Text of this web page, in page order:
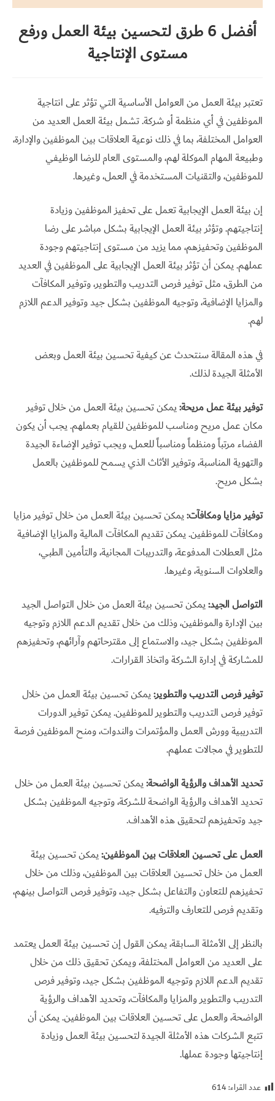
تواصل
معي
أفضل 6 طرق لتحسين بيئة العمل ورفع
مستوى الإنتاجية
تعتبر بيئة العمل من العوامل الأساسية التي تؤثر على انتاجية
الموظفين في أي منظمة أو شركة. تشمل بيئة العمل العديد من
العوامل المختلفة، بما في ذلك نوعية العلاقات بين الموظفين والإدارة،
وطبيعة المهام الموكلة لهم، والمستوى العام للرضا الوظيفي
للموظفين، والتقنيات المستخدمة في العمل، وغيرها.
إن بيئة العمل الإيجابية تعمل على تحفيز الموظفين وزيادة
إنتاجيتهم. وتؤثر بيئة العمل الإيجابية بشكل مباشر على رضا
الموظفين وتحفيزهم، مما يزيد من مستوى إنتاجيتهم وجودة
عملهم. يمكن أن تؤثر بيئة العمل الإيجابية على الموظفين في العديد
من الطرق، مثل توفير فرص التدريب والتطوير، وتوفير المكافآت
والمزايا الإضافية، وتوجيه الموظفين بشكل جيد وتوفير الدعم اللازم
لهم.
في هذه المقالة سنتحدث عن كيفية تحسين بيئة العمل وبعض
الأمثلة الجيدة لذلك.
توفير بيئة عمل مريحة:يمكن تحسين بيئة العمل من خلال توفير
مكان عمل مريح ومناسب للموظفين للقيام بعملهم. يجب أن يكون
الفضاء مرتباً ومنظماً ومناسباً للعمل، ويجب توفير الإضاءة الجيدة
والتهوية المناسبة، وتوفير الأثاث الذي يسمح للموظفين بالعمل
بشكل مريح.
توفير مزايا ومكافآت:يمكن تحسين بيئة العمل من خلال توفير مزايا
ومكافآت للموظفين. يمكن تقديم المكافآت المالية والمزايا الإضافية
مثل العطلات المدفوعة، والتدريبات المجانية، والتأمين الطبي،
والعلاوات السنوية، وغيرها.
التواصل الجيد:يمكن تحسين بيئة العمل من خلال التواصل الجيد
بين الإدارة والموظفين، وذلك من خلال تقديم الدعم اللازم وتوجيه
الموظفين بشكل جيد، والاستماع إلى مقترحاتهم وآرائهم، وتحفيزهم
للمشاركة في إدارة الشركة واتخاذ القرارات.
توفير فرص التدريب والتطوير:يمكن تحسين بيئة العمل من خلال
توفير فرص التدريب والتطوير للموظفين. يمكن توفير الدورات
التدريبية وورش العمل والمؤتمرات والندوات، ومنح الموظفين فرصة
للتطوير في مجالات عملهم.
تحديد الأهداف والرؤية الواضحة:يمكن تحسين بيئة العمل من خلال
تحديد الأهداف والرؤية الواضحة للشركة، وتوجيه الموظفين بشكل
جيد وتحفيزهم لتحقيق هذه الأهداف.
العمل على تحسين العلاقات بين الموظفين:يمكن تحسين بيئة
العمل من خلال تحسين العلاقات بين الموظفين، وذلك من خلال
تحفيزهم للتعاون والتفاعل بشكل جيد، وتوفير فرص التواصل بينهم،
وتقديم فرص للتعارف والترفيه.
بالنظر إلى الأمثلة السابقة، يمكن القول إن تحسين بيئة العمل يعتمد
على العديد من العوامل المختلفة، ويمكن تحقيق ذلك من خلال
تقديم الدعم اللازم وتوجيه الموظفين بشكل جيد، وتوفير فرص
التدريب والتطوير والمزايا والمكافآت، وتحديد الأهداف والرؤية
الواضحة، والعمل على تحسين العلاقات بين الموظفين. يمكن أن
تتبع الشركات هذه الأمثلة الجيدة لتحسين بيئة العمل وزيادة
إنتاجيتها وجودة عملها.
عدد القراء:614